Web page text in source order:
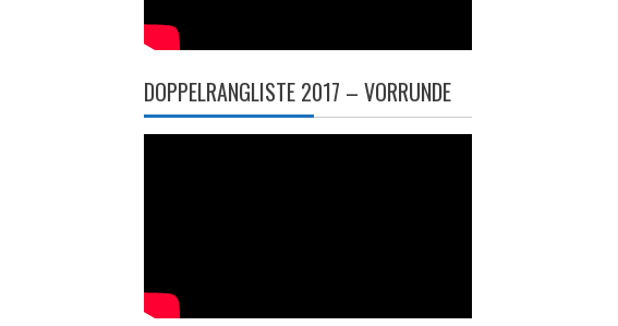
DOPPELRANGLISTE 2017 – VORRUNDE